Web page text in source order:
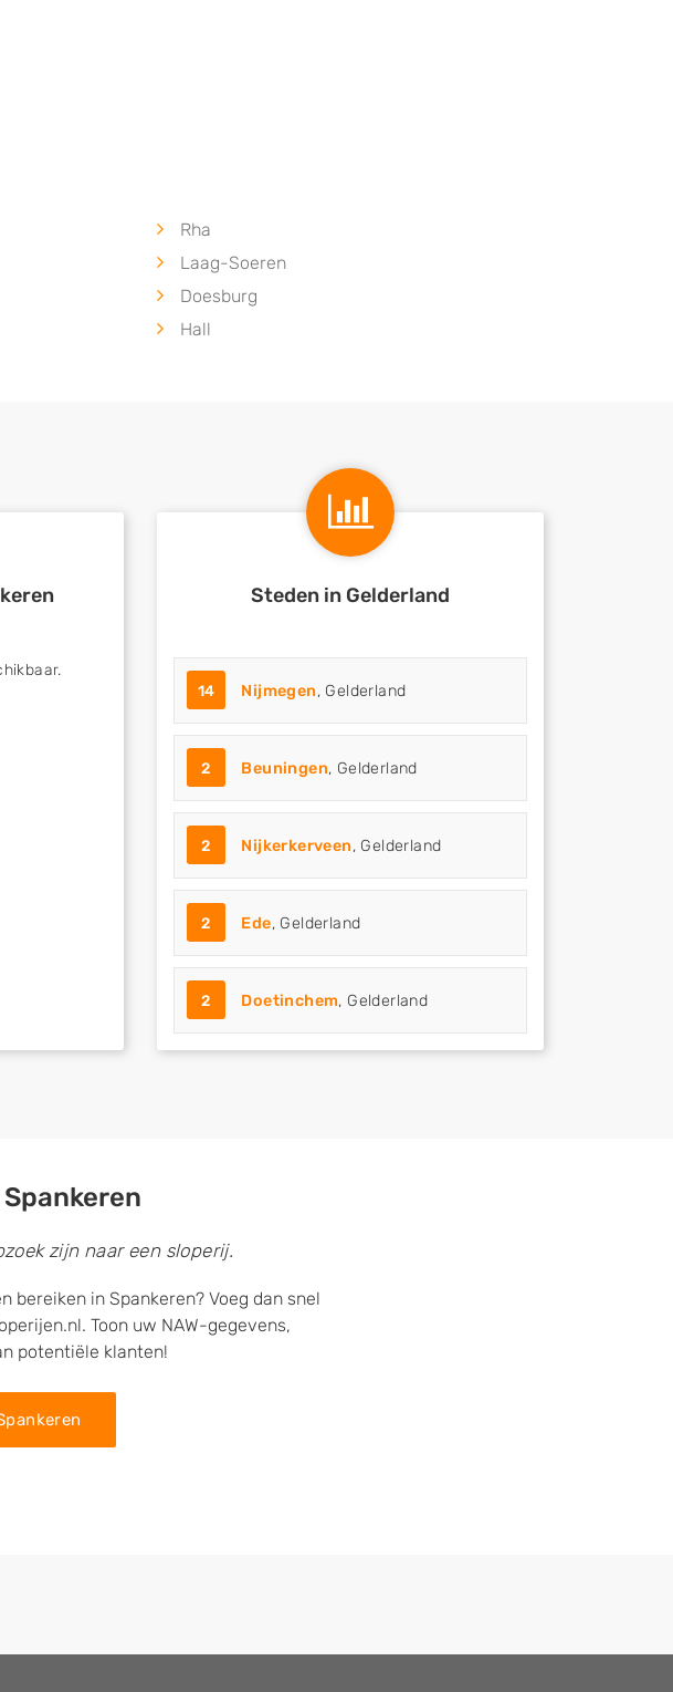
Rha
Laag-Soeren
Doesburg
Hall
Steden in Gelderland
14 Nijmegen, Gelderland
2 Beuningen, Gelderland
2 Nijkerkerveen, Gelderland
2 Ede, Gelderland
2 Doetinchem, Gelderland
zijn naar een sloperij.
bereiken in Spankeren? Voeg dan snel
Toon uw NAW-gegevens,
potentiële klanten!